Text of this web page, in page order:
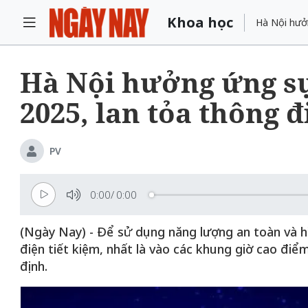
Khoa học Hà Nội
Hà Nội hưởng ứng
2025, lan tỏa thông
PV
0:00/ 0:00
(Ngày Nay) - Để sử dụng năng lượng an toàn và
điện tiết kiệm, nhất là vào các khung giờ cao
định.